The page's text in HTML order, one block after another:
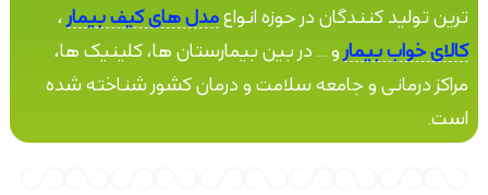
ترین تولید کنندگان در حوزه انواعمدل های کیف بیمار ،
کالای خواب بیمار و ... در بین بیمارستان ها، کلینیک ها،
مراکز درمانی و جامعه سلامت و درمان کشور شناخته شده
است.